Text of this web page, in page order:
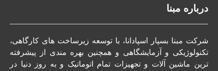
درباره مبنا
شرکت مبنا بسپار اسپادانا، با توسعه زیرساخت های کارگاهی،
تکنولوژیکی و آزمایشگاهی و همچنین بهره مندی از پیشرفته
ترین ماشین آلات و تجهیزات تمام اتوماتیک و به روز دنیا در